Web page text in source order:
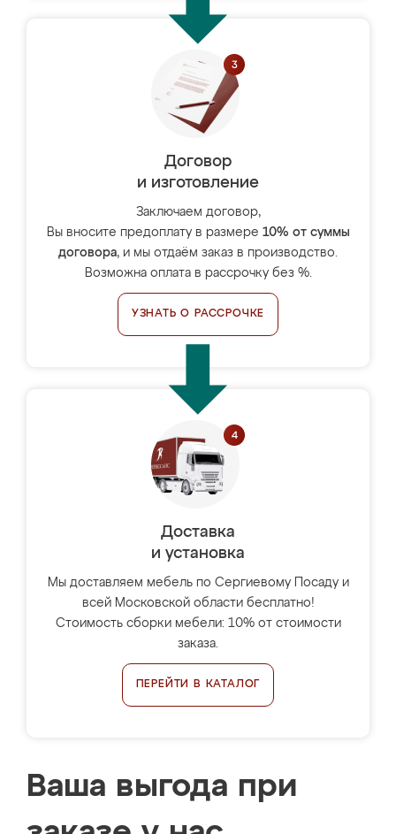
Договор
и изготовление
Заключаем договор,
Вы вносите предоплату в размере 10% от суммы
договора, и мы отдаём заказ в производство.
Возможна оплата в рассрочку без %.
УЗНАТЬ О РАССРОЧКЕ
Доставка
и установка
Мы доставляем мебель по Сергиевому Посаду и
всей Московской области бесплатно!
Стоимость сборки мебели: 10% от стоимости
заказа.
ПЕРЕЙТИ В КАТАЛОГ
Ваша выгода при